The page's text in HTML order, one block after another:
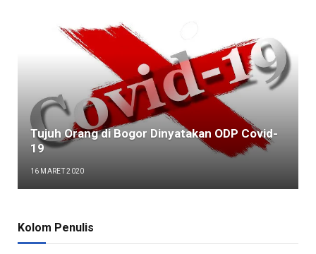
Tujuh Orang di Bogor Dinyatakan ODP Covid-
19
16 MARET 2020
Kolom Penulis